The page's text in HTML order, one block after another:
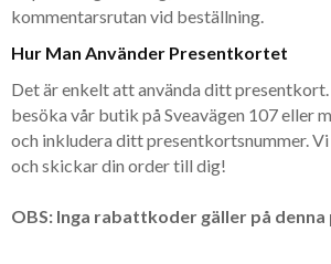
kommentarsrutan vid beställning.
Hur Man Använder Presentkortet
Det är enkelt att använda ditt presentkort.
besöka vår butik på Sveavägen 107 eller
och inkludera ditt presentkortsnummer. Vi
och skickar din order till dig!
OBS: Inga rabattkoder gäller på